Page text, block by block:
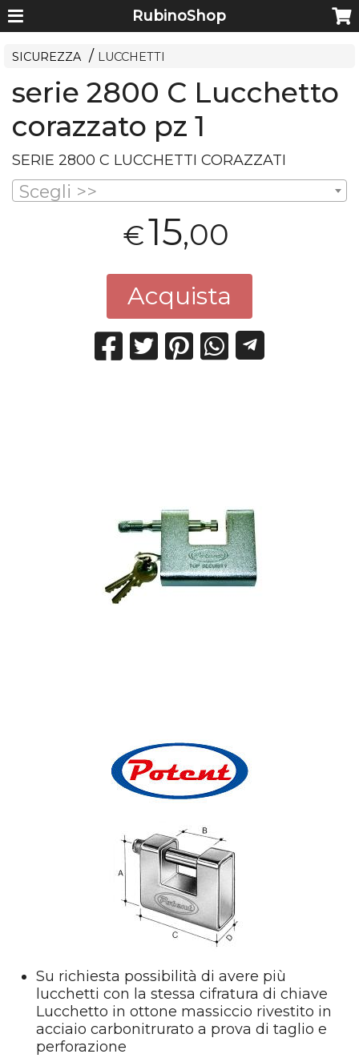
RubinoShop
SICUREZZA LUCCHETTI
serie 2800 C Lucchetto
corazzato pz 1
SERIE 2800 C LUCCHETTI CORAZZATI
Scegli >>
€15,00
Acquista
Su richiesta possibilità di avere più
lucchetti con la stessa cifratura di chiave
Lucchetto in ottone massiccio rivestito in
acciaio carbonitrurato a prova di taglio e
perforazione